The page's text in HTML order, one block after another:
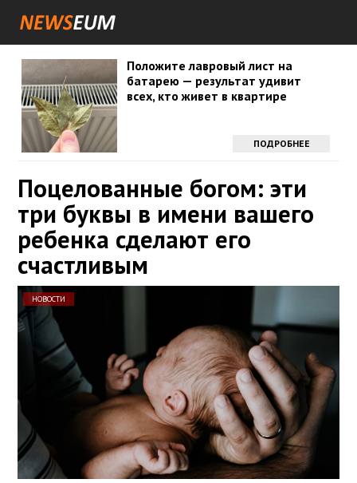
Положите лавровый лист на
батарею — результат удивит
всех, кто живет в квартире
ПОДРОБНЕЕ
Поцелованные богом: эти
три буквы в имени вашего
ребенка сделают его
счастливым
НОВОСТИ